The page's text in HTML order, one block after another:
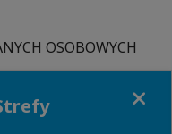
OSOBOWYCH
na przetwarzanie
Polską Izbę
Al.